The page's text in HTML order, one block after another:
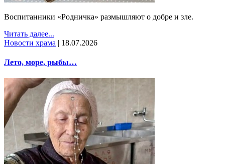
Воспитанники «Родничка» размышляют о добре и зле.
Читать далее...
Новости храма | 18.07.2026
Лето, море, рыбы…